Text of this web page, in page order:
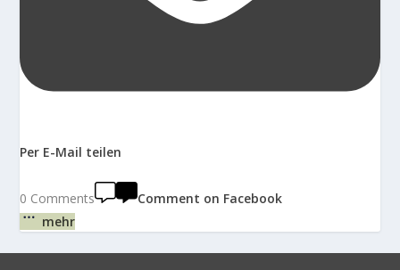
Per E-Mail teilen
0 Comments
Comment on Facebook
mehr